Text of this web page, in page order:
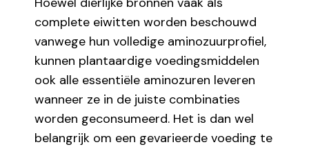
complete eiwitten worden beschouwd
vanwege hun volledige aminozuurprofiel,
kunnen plantaardige voedingsmiddelen
ook alle essentiële aminozuren leveren
wanneer ze in de juiste combinaties
worden geconsumeerd. Het is dan wel
belangrijk om een gevarieerde voeding te